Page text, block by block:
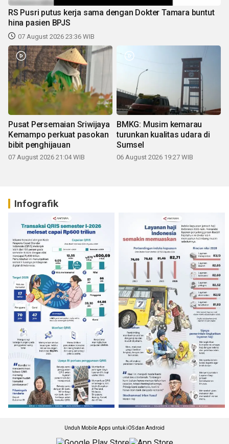
RS Pusri putus kerja sama dengan Dokter Tamara buntut
hina pasien BPJS
07 August 2026 23:36 WIB
Pusat Persemaian Sriwijaya
Kemampo perkuat pasokan
bibit penghijauan
07 August 2026 21:04 WIB
BMKG: Musim kemarau
turunkan kualitas udara di
Sumsel
06 August 2026 19:27 WIB
Infografik
Unduh Mobile Apps untuk iOS dan Android